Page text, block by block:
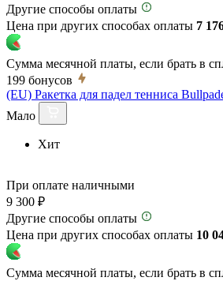
Другие способы оплаты
Цена при других способах оплаты 7
Сумма месячной платы, если брать в
199 бонусов
(EU) Ракетка для падел тенниса
Мало
Хит
При оплате наличными
9 300 ₽
Другие способы оплаты
Цена при других способах оплаты 10
Сумма месячной платы, если брать в